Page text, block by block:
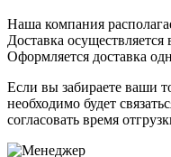
Наша компания
Доставка
Оформляется доставка
Если вы забираете ваши
необходимо будет
согласовать время